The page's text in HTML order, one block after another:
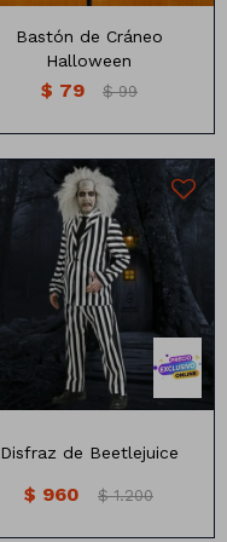
Bastón de Cráneo
Halloween
$ 79 $ 99
Incluye, Saco, Corbata, y
Pantalon
Disfraz de Beetlejuice
$ 960 $ 1.200